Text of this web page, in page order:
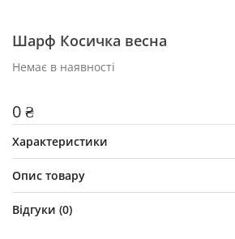
Шарф Косичка весна
Немає в наявності
0 ₴
Характеристики
Опис товару
Відгуки (0)